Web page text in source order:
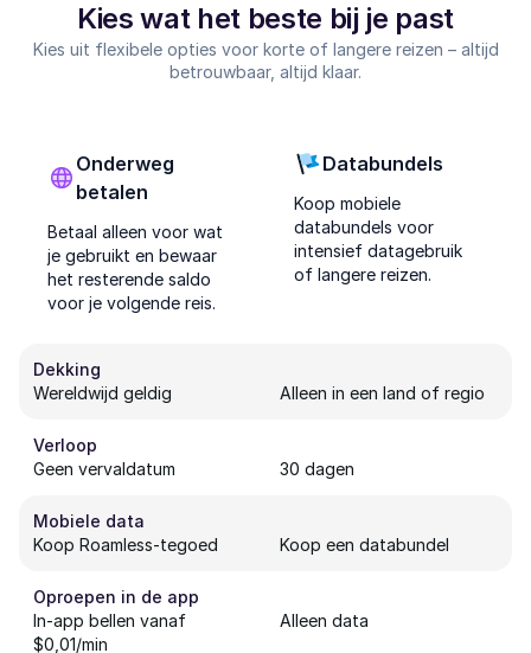
Kies wat het beste bij je past
Kies uit flexibele opties voor korte of langere reizen – altijd
betrouwbaar, altijd klaar.
Onderweg
betalen
Betaal alleen voor wat
je gebruikt en bewaar
het resterende saldo
voor je volgende reis.
Databundels
Koop mobiele
databundels voor
intensief datagebruik
of langere reizen.
Dekking
Wereldwijd geldig
Alleen in een land of regio
Verloop
Geen vervaldatum
30 dagen
Mobiele data
Koop Roamless-tegoed
Koop een databundel
Oproepen in de app
In-app bellen vanaf
$0,01/min
Alleen data